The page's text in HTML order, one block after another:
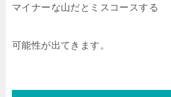
マイナーな山だとミスコースする
可能性が出てきます。